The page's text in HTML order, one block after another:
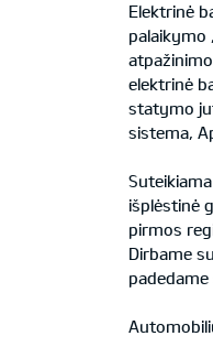
Elektrinė
palaikymo
elektrinė
statymo
sistema,
išplėstinė
pirmos
Dirbame